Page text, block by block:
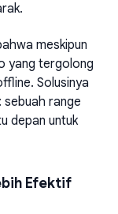
meskipun
yang tergolong
Solusinya
range
depan untuk
Efektif